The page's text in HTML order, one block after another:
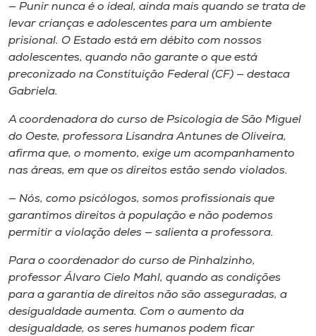
— Punir nunca é o ideal, ainda mais quando se trata de
levar crianças e adolescentes para um ambiente
prisional. O Estado está em débito com nossos
adolescentes, quando não garante o que está
preconizado na Constituição Federal (CF) — destaca
Gabriela.
A coordenadora do curso de Psicologia de São Miguel
do Oeste, professora Lisandra Antunes de Oliveira,
afirma que, o momento, exige um acompanhamento
nas áreas, em que os direitos estão sendo violados.
— Nós, como psicólogos, somos profissionais que
garantimos direitos à população e não podemos
permitir a violação deles — salienta a professora.
Para o coordenador do curso de Pinhalzinho,
professor Álvaro Cielo Mahl, quando as condições
para a garantia de direitos não são asseguradas, a
desigualdade aumenta. Com o aumento da
desigualdade, os seres humanos podem ficar